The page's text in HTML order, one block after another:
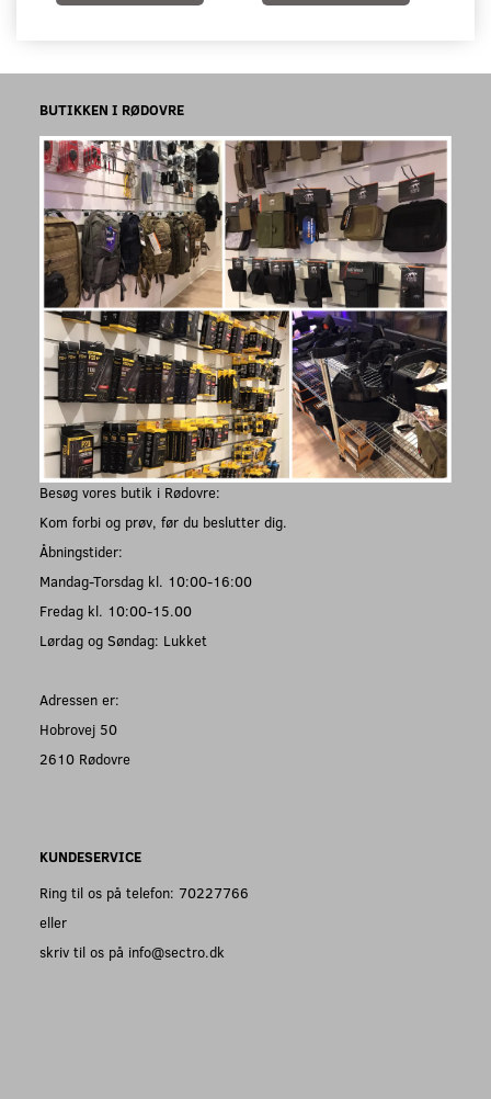
BUTIKKEN I RØDOVRE
Besøg vores butik i Rødovre:
Kom forbi og prøv, før du beslutter dig.
Åbningstider:
Mandag-Torsdag kl. 10:00-16:00
Fredag kl. 10:00-15.00
Lørdag og Søndag: Lukket
Adressen er:
Hobrovej 50
2610 Rødovre
KUNDESERVICE
Ring til os på telefon: 70227766
eller
skriv til os på info@sectro.dk